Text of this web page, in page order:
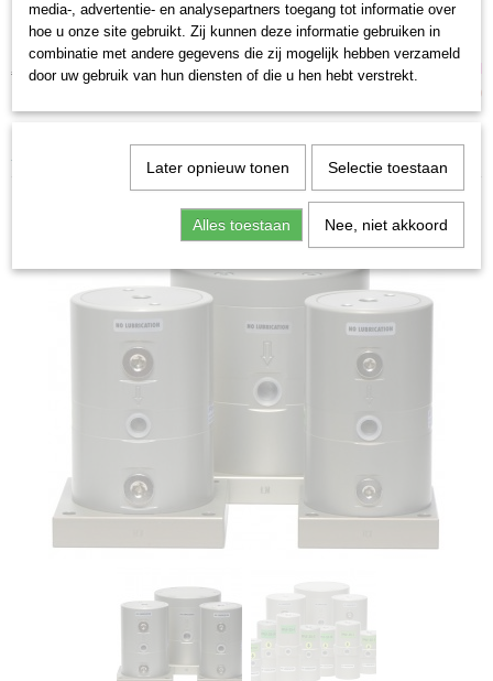
Inloggen Registreren
UW WINKELWAGEN
(0)
Home
media-, advertentie- en analysepartners toegang tot informatie over
hoe u onze site gebruikt. Zij kunnen deze informatie gebruiken in
combinatie met andere gegevens die zij mogelijk hebben verzameld
door uw gebruik van hun diensten of die u hen hebt verstrekt.
Later opnieuw tonen Selectie toestaan
Alles toestaan Nee, niet akkoord